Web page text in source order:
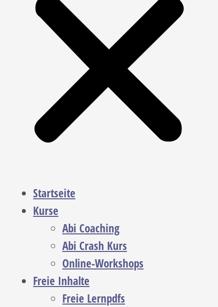
Startseite
Kurse
Abi Coaching
Abi Crash Kurs
Online-Workshops
Freie Inhalte
Freie Lernpdfs